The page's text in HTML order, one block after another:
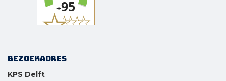
Bezoekadres
KPS Delft